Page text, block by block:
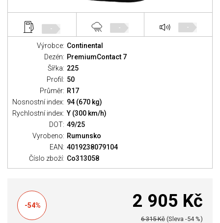
- - -
Výrobce: Continental
Dezén: PremiumContact 7
Šířka: 225
Profil: 50
Průměr: R17
Nosnostní index: 94 (670 kg)
Rychlostní index: Y (300 km/h)
DOT: 49/25
Vyrobeno: Rumunsko
EAN: 4019238079104
Číslo zboží: Co313058
-54% 2 905 Kč
6 315 Kč (Sleva -54 %)